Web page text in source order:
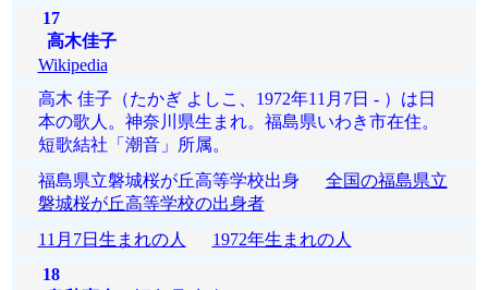
17
高木佳子
Wikipedia
高木 佳子（たかぎ よしこ、1972年11月7日 - ）は日
本の歌人。神奈川県生まれ。福島県いわき市在住。
短歌結社「潮音」所属。
福島県立磐城桜が丘高等学校出身 全国の福島県立
磐城桜が丘高等学校の出身者
11月7日生まれの人
1972年生まれの人
18